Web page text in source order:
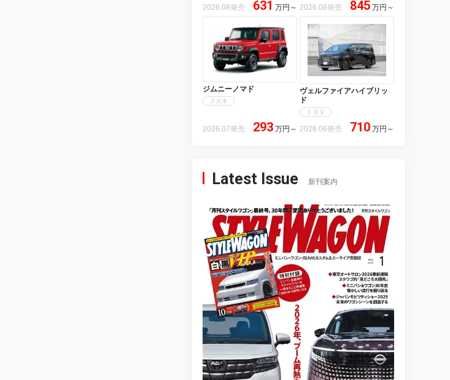
2026.08発売 631 万円 ～ 2026.08発売 845 万円 ～
ジムニーノマド
スズキ
2026.07発売 293 万円 ～
ヴェルファイアハイブリッ
ド
トヨタ
2026.06発売 710 万円 ～
Latest Issue 新刊案内